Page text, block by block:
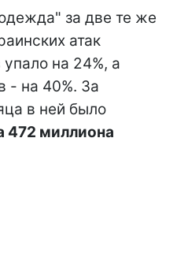
за две те же
атак
упало на 24%, а
- на 40%. За
в ней было
472 миллиона